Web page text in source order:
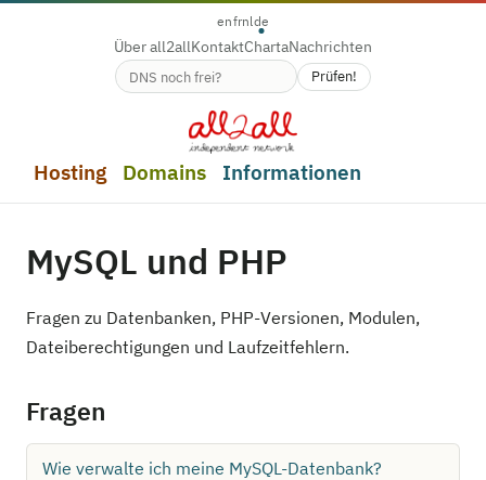
enfrnlde
Über all2allKontaktChartaNachrichten
Verfügbarkeit des Domainnamens
Prüfen!
Hosting Domains Informationen
MySQL und PHP
Fragen zu Datenbanken, PHP-Versionen, Modulen,
Dateiberechtigungen und Laufzeitfehlern.
Fragen
Wie verwalte ich meine MySQL-Datenbank?